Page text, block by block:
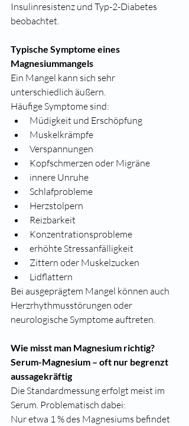
Insulinresistenz und Typ-2-Diabetes
beobachtet.
Typische Symptome eines
Magnesiummangels
Ein Mangel kann sich sehr
unterschiedlich äußern.
Häufige Symptome sind:
Müdigkeit und Erschöpfung
Muskelkrämpfe
Verspannungen
Kopfschmerzen oder Migräne
innere Unruhe
Schlafprobleme
Herzstolpern
Reizbarkeit
Konzentrationsprobleme
erhöhte Stressanfälligkeit
Zittern oder Muskelzucken
Lidflattern
Bei ausgeprägtem Mangel können auch
Herzrhythmusstörungen oder
neurologische Symptome auftreten.
Wie misst man Magnesium richtig?
Serum-Magnesium – oft nur begrenzt
aussagekräftig
Die Standardmessung erfolgt meist im
Serum. Problematisch dabei:
Nur etwa 1 % des Magnesiums befindet